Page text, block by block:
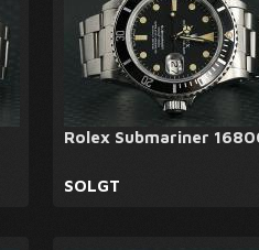
Rolex Submariner
SOLGT